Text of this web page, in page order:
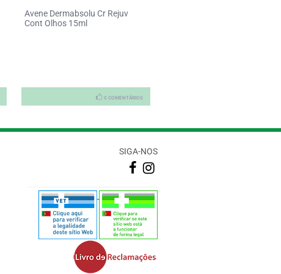
Avene Dermabsolu Cr Rejuv
Cont Olhos 15ml
0 COMENTÁRIOS
SIGA-NOS